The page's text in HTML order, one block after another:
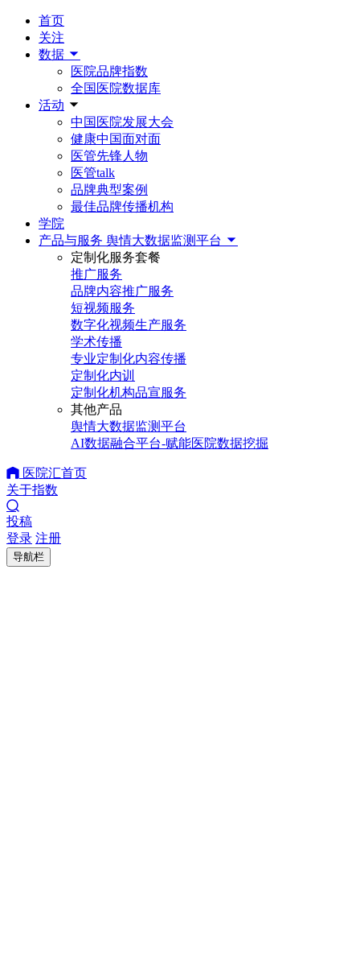
首页
关注
数据
医院品牌指数
全国医院数据库
活动
中国医院发展大会
健康中国面对面
医管先锋人物
医管talk
品牌典型案例
最佳品牌传播机构
学院
产品与服务 舆情大数据监测平台
定制化服务套餐
推广服务
品牌内容推广服务
短视频服务
数字化视频生产服务
学术传播
专业定制化内容传播
定制化内训
定制化机构品宣服务
其他产品
舆情大数据监测平台
AI数据融合平台-赋能医院数据挖掘
医院汇首页
关于指数
投稿
登录 注册
导航栏